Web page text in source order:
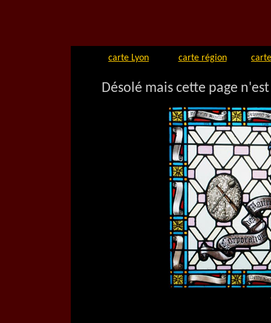
carte Lyon carte région
Désolé mais cette page